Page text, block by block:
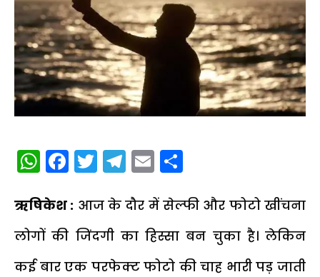
WhatsApp
Facebook
Twitter
Telegram
Email
ऋषिकेश : आज के दौर में सेल्फी और फोटो खींचना
लोगों की जिंदगी का हिस्सा बन चुका है। लेकिन
कई बार एक परफेक्ट फोटो की चाह भारी पड़ जाती